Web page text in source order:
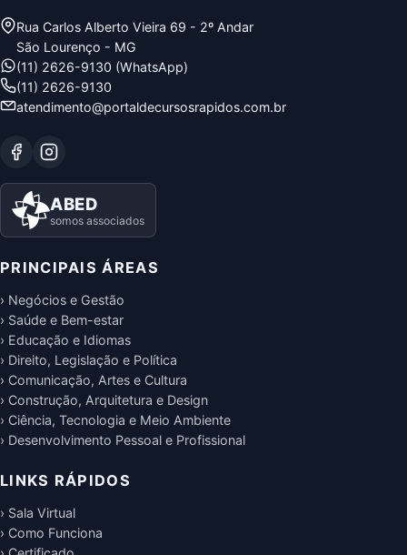
Rua Carlos Alberto Vieira 69 - 2º Andar
São Lourenço - MG
(11) 2626-9130 (WhatsApp)
(11) 2626-9130
atendimento@portaldecursosrapidos.com.br
ABED
somos associados
PRINCIPAIS ÁREAS
› Negócios e Gestão
› Saúde e Bem-estar
› Educação e Idiomas
› Direito, Legislação e Política
› Comunicação, Artes e Cultura
› Construção, Arquitetura e Design
› Ciência, Tecnologia e Meio Ambiente
› Desenvolvimento Pessoal e Profissional
LINKS RÁPIDOS
› Sala Virtual
› Como Funciona